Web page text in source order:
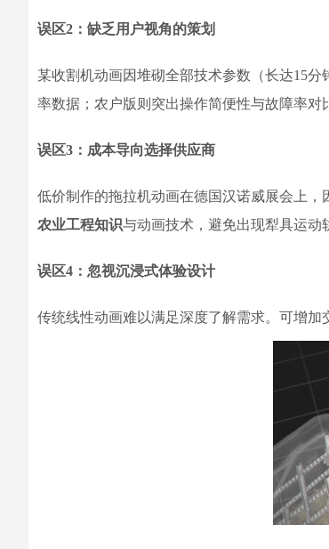
误区2：缺乏用户视角的策划
某收割机动画因堆砌全部技术参数（长达15
率数据；农户版则突出操作简便性与故障率对
误区3：成本导向选择供应商
低价制作的拖拉机动画在德国汉诺威展会上，
农业工程知识与动画技术，避免出现犁具运动
误区4：忽视沉浸式体验设计
传统线性动画难以满足深度了解需求。可增加